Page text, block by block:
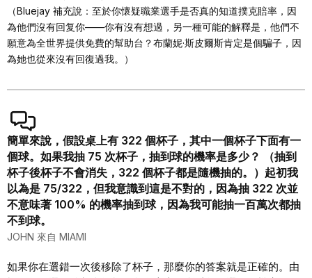
（Bluejay 補充說：至於你懷疑職業選手是否真的知道撲克賠率，因
為他們沒有回复你——你有沒有想過，另一種可能的解釋是，他們不
願意為全世界提供免費的幫助台？布蘭妮·斯皮爾斯肯定是個騙子，因
為她也從來沒有回復過我。）
簡單來說，假設桌上有 322 個杯子，其中一個杯子下面有一
個球。如果我抽 75 次杯子，抽到球的機率是多少？ （抽到
杯子後杯子不會消失，322 個杯子都是隨機抽的。）起初我
以為是 75/322，但我意識到這是不對的，因為抽 322 次並
不意味著 100% 的機率抽到球，因為我可能抽一百萬次都抽
不到球。
JOHN 來自 MIAMI
如果你在選錯一次後移除了杯子，那麼你的答案就是正確的。由